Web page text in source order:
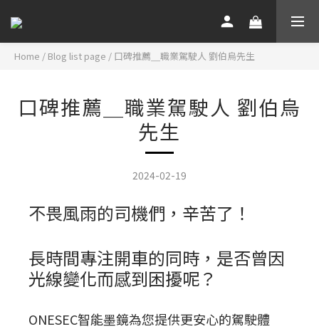
Home / Blog list page / 口碑推薦＿職業駕駛人 劉伯烏先生
口碑推薦＿職業駕駛人 劉伯烏
先生
2024-02-19
不畏風雨的司機們，辛苦了！
長時間專注開車的同時，是否曾因
光線變化而感到困擾呢？
ONESEC智能墨鏡為您提供更安心的駕駛體